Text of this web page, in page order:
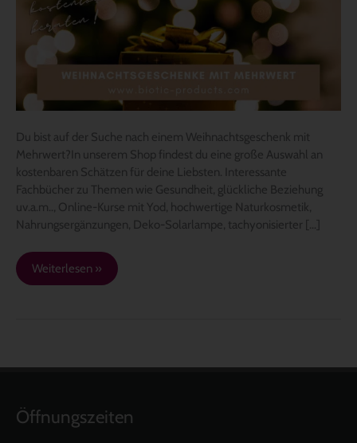
Du bist auf der Suche nach einem Weihnachtsgeschenk mit
Mehrwert?In unserem Shop findest du eine große Auswahl an
kostenbaren Schätzen für deine Liebsten. Interessante
Fachbücher zu Themen wie Gesundheit, glückliche Beziehung
uv.a.m.., Online-Kurse mit Yod, hochwertige Naturkosmetik,
Nahrungsergänzungen, Deko-Solarlampe, tachyonisierter […]
Weiterlesen »
Öffnungszeiten